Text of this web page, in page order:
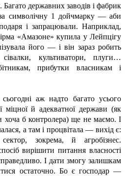
державних заводів і фабрик
символічну 1 дойчмарку — аби
і запрацювали. Наприклад,
«Амазоне» купила у Лейпцігу
його — і він зараз робить
сівалки, культиватори, плуги…
прибутки власникам і
аж надто багато усього
міцної й адекватної держави (як
хоча б контролера) ще не маємо. І
а там і процвітала — вихід є:
зокрема, й агробізнес.
вирішити питання власності
І дати змогу залишкам
остаточно. Бо є господар —